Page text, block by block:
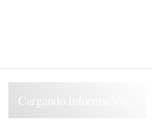
Cargando información...